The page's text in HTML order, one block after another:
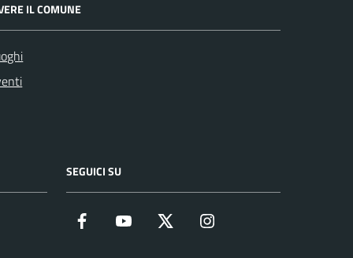
IL COMUNE
SEGUICI SU
Facebook YouTube Twitter